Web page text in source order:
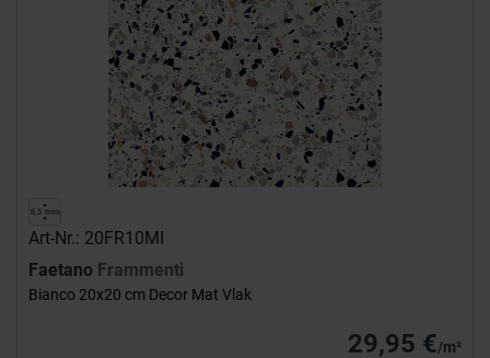
Art-Nr.: 20FR10MI
Faetano Frammenti
Bianco 20x20 cm Decor Mat Vlak
29,95 €/m²